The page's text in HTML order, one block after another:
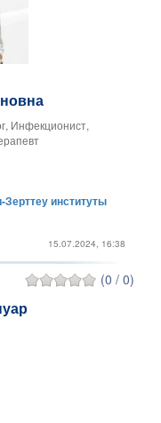
Инфекционист,
институты
15.07.2024, 16:38
(0 / 0)